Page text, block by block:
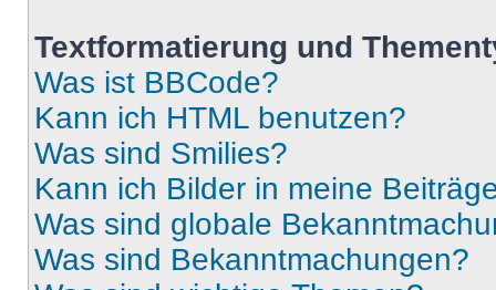
Textformatierung und
Was ist BBCode?
Kann ich HTML benutzen?
Was sind Smilies?
Kann ich Bilder in meine
Was sind globale
Was sind Bekanntmachungen?